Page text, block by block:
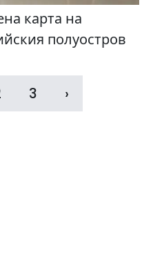
карта на
полуостров
3 ›